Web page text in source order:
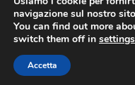
navigazione sul nostro
You can find out more
switch them off in settings
Accetta
Associazione Italiana
via Anicia, 10 • 00153
CODICE
2015 © Scout d'Europa